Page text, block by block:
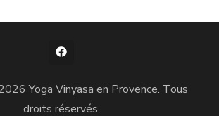
Yoga Vinyasa en Provence. Tous
droits réservés.